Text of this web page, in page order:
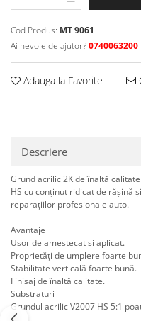
Accesori cana
PPS Sistem aplicat vopseaua
Curatat
Decapant
Degresant suprafete
2.5 MASCARE
Hartie mascare
Pentru Cabine Vopsit
2.6 SLEFUIRE
Disc abraziv velcro
Pasla abraziva
Bloc manual slefuire
2.7 FILLER / PRIMER
Epoxy Primer
Filler
Prese tinichigerie
Masurat
Scule tinichigerie
Aparat sudura MIG - MAG
Sarma sudura si electrozi
Protectie suduri
Cod Produs: MT 9061
Ai nevoie de ajutor?0740063200
Adauga la Favorite
Descriere
Grund acrilic 2K de înaltă
HS cu conținut ridicat de rășină
reparațiilor profesionale auto.
Avantaje
Usor de amestecat si aplicat.
Proprietăți de umplere foarte
Stabilitate verticală foarte bună.
Finisaj de înaltă calitate.
Substraturi
Grundul acrilic V2007 HS 5:1